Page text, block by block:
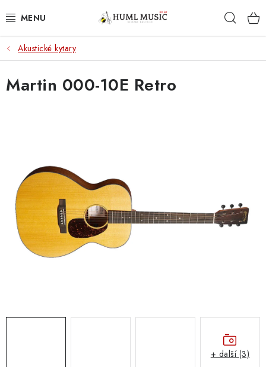
na
KYTARY
UKULELE
BICÍ
ZVUK
KYTAROVÉ PŘÍSLUŠENSTVÍ
Akustické kytary
Martin 000-10E Retro
+ další (3)